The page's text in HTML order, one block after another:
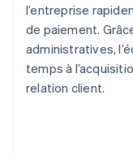
l’entreprise
de paiement.
administratives,
temps à
relation client.